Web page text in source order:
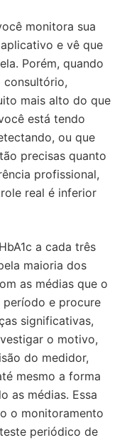
monitora sua
e vê que
Porém, quando
consultório,
mais alto do que
está tendo
ou que
precisas quanto
profissional,
real é inferior
a cada três
maioria dos
as médias que o
e procure
significativas,
o motivo,
do medidor,
mesmo a forma
as médias. Essa
o monitoramento
periódico de